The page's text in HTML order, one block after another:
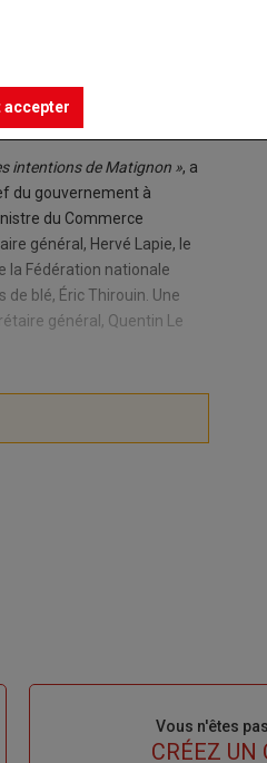
intentions de Matignon », a
du gouvernement à
du Commerce
général, Hervé Lapie, le
la Fédération nationale
blé, Éric Thirouin. Une
général, Quentin Le
Vous n'êtes
TITRECRÉEZ UN
accepter